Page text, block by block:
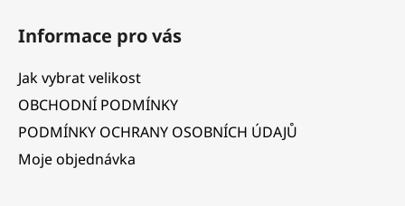
Informace pro vás
Jak vybrat velikost
OBCHODNÍ PODMÍNKY
PODMÍNKY OCHRANY OSOBNÍCH ÚDAJŮ
Moje objednávka